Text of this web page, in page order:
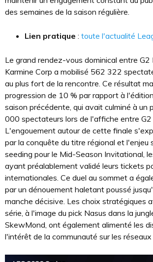
des semaines de la saison régulière.
Lien pratique : toute l'actualité
Le grand rendez-vous dominical entre G2
Karmine Corp a mobilisé 562 322
au plus fort de la rencontre. Ce résultat
progression de 10 % par rapport à
saison précédente, qui avait culminé à un
000 spectateurs lors de l'affiche entre
L'engouement autour de cette finale
par la conquête du titre régional et l'enjeu
seeding pour le Mid-Season Invitational,
ayant préalablement validé leurs tickets
internationales. Ce duel au sommet a
par un dénouement haletant poussé
manche décisive. Les choix stratégiques
série, à l'image du pick Nasus dans la
SkewMond, ont également alimenté les
l'intérêt de la communauté sur les réseaux